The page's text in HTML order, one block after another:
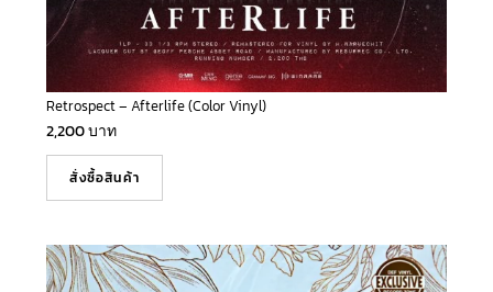
Retrospect – Afterlife (Color Vinyl)
2,200บาท
สั่งซื้อสินค้า